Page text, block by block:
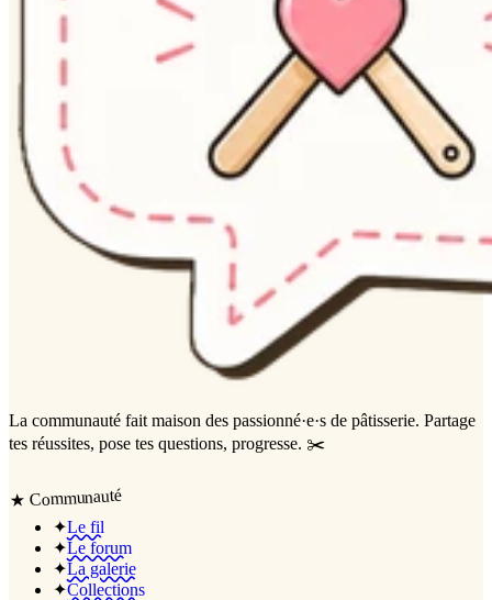
La communauté fait maison des passionné·e·s de pâtisserie. Partage
tes réussites, pose tes questions, progresse. ✂️
★ Communauté
✦Le fil
✦Le forum
✦La galerie
✦Collections